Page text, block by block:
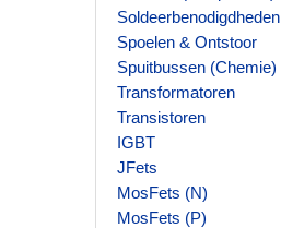
Soldeerbenodigdheden
Spoelen & Ontstoor
Spuitbussen (Chemie)
Transformatoren
Transistoren
IGBT
JFets
MosFets (N)
MosFets (P)